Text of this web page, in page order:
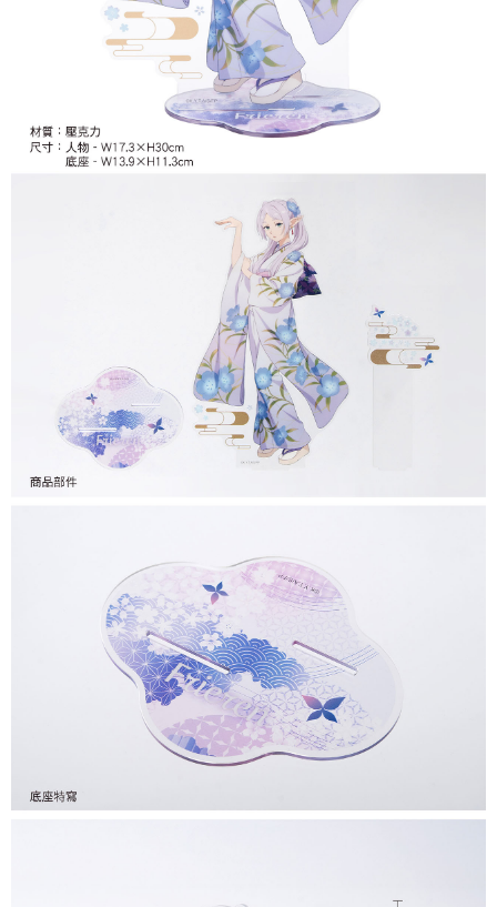
宅配-木棉花樂園專用
每筆NT$100，滿NT$1,300(含以上)免運費
宅配-離島(澎湖/金門/馬祖)-木棉花樂園專用
黑貓宅配-貨到付款